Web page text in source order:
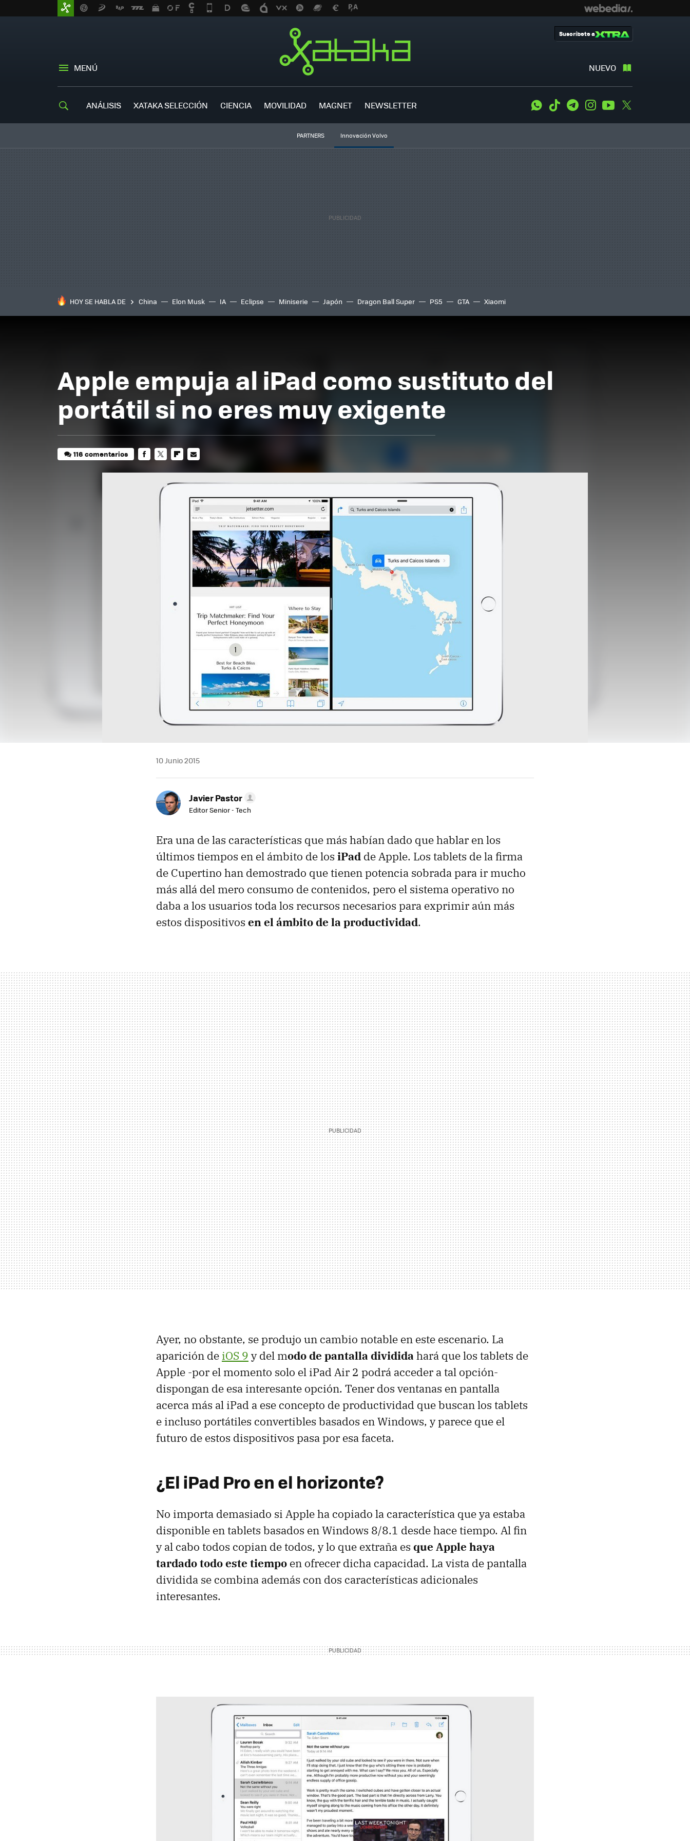
MENÚ NUEVO
Suscríbete a
ANÁLISIS XATAKA SELECCIÓN CIENCIA MOVILIDAD MAGNET NEWSLETTER WhatsApp
Tiktok TelegramInstagramYoutube
PARTNERS Innovación Volvo
HOY SE HABLA DE China Elon Musk IA Eclipse Miniserie Japón Dragon Ball Super PS5 GTA Xiaomi
Apple empuja al iPad como sustituto del
portátil si no eres muy exigente
116 comentarios
10 Junio 2015
Javier Pastor
Editor Senior - Tech
Era una de las características que más habían dado que hablar en los
últimos tiempos en el ámbito de los iPad de Apple. Los tablets de la firma
de Cupertino han demostrado que tienen potencia sobrada para ir mucho
más allá del mero consumo de contenidos, pero el sistema operativo no
daba a los usuarios toda los recursos necesarios para exprimir aún más
estos dispositivos en el ámbito de la productividad.
Ayer, no obstante, se produjo un cambio notable en este escenario. La
aparición de iOS 9 y del modo de pantalla dividida hará que los tablets de
Apple -por el momento solo el iPad Air 2 podrá acceder a tal opción-
dispongan de esa interesante opción. Tener dos ventanas en pantalla
acerca más al iPad a ese concepto de productividad que buscan los tablets
e incluso portátiles convertibles basados en Windows, y parece que el
futuro de estos dispositivos pasa por esa faceta.
¿El iPad Pro en el horizonte?
No importa demasiado si Apple ha copiado la característica que ya estaba
disponible en tablets basados en Windows 8/8.1 desde hace tiempo. Al fin
y al cabo todos copian de todos, y lo que extraña es que Apple haya
tardado todo este tiempo en ofrecer dicha capacidad. La vista de pantalla
dividida se combina además con dos características adicionales
interesantes.